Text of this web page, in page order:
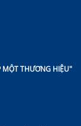
MỘT THƯƠNG HIỆU"